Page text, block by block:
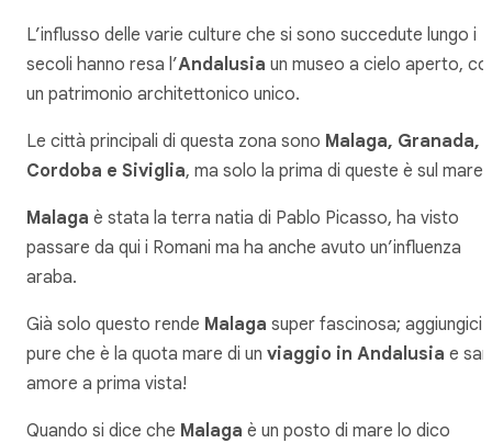
L’influsso delle varie culture che si sono succedute lungo i
secoli hanno resa l’Andalusia un museo a cielo aperto,
un patrimonio architettonico unico.
Le città principali di questa zona sono Malaga, Granada,
Cordoba e Siviglia, ma solo la prima di queste è sul mare.
Malaga è stata la terra natia di Pablo Picasso, ha visto
passare da qui i Romani ma ha anche avuto un’influenza
araba.
Già solo questo rende Malaga super fascinosa; aggiungici
pure che è la quota mare di un viaggio in Andalusia e
amore a prima vista!
Quando si dice che Malaga è un posto di mare lo dico